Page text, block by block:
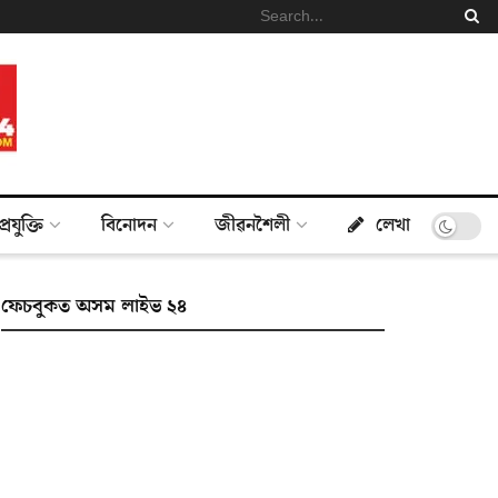
প্ৰযুক্তি বিনোদন জীৱনশৈলী লেখা
ফেচবুকত অসম লাইভ ২৪